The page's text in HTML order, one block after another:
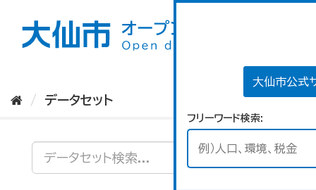
大仙市公式
フリーワード検索
データセット